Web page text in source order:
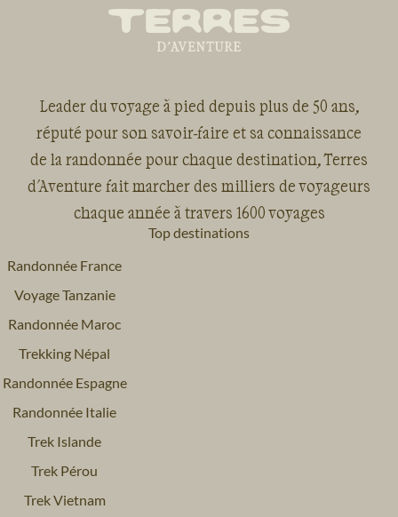
Leader du voyage à pied depuis plus de 50 ans,
réputé pour son savoir-faire et sa connaissance
de la randonnée pour chaque destination, Terres
d'Aventure fait marcher des milliers de voyageurs
chaque année à travers 1600 voyages
Top destinations
Randonnée France
Voyage Tanzanie
Randonnée Maroc
Trekking Népal
Randonnée Espagne
Randonnée Italie
Trek Islande
Trek Pérou
Trek Vietnam